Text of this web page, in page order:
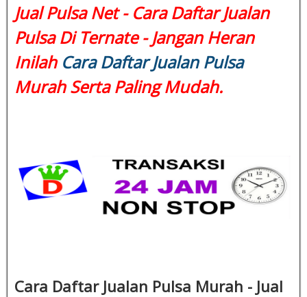
Jual Pulsa Net - Cara Daftar Jualan
Pulsa Di Ternate - Jangan Heran
Inilah Cara Daftar Jualan Pulsa
Murah Serta Paling Mudah.
Cara Daftar Jualan Pulsa Murah - Jual